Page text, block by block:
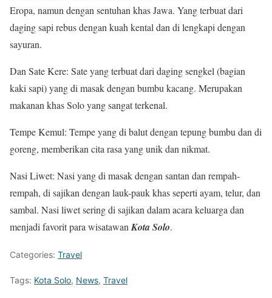
Eropa, namun dengan sentuhan khas Jawa. Yang terbuat dari
daging sapi rebus dengan kuah kental dan di lengkapi dengan
sayuran.
Dan Sate Kere: Sate yang terbuat dari daging sengkel (bagian
kaki sapi) yang di masak dengan bumbu kacang. Merupakan
makanan khas Solo yang sangat terkenal.
Tempe Kemul: Tempe yang di balut dengan tepung bumbu dan di
goreng, memberikan cita rasa yang unik dan nikmat.
Nasi Liwet: Nasi yang di masak dengan santan dan rempah-
rempah, di sajikan dengan lauk-pauk khas seperti ayam, telur, dan
sambal. Nasi liwet sering di sajikan dalam acara keluarga dan
menjadi favorit para wisatawan Kota Solo.
Categories: Travel
Tags: Kota Solo, News, Travel